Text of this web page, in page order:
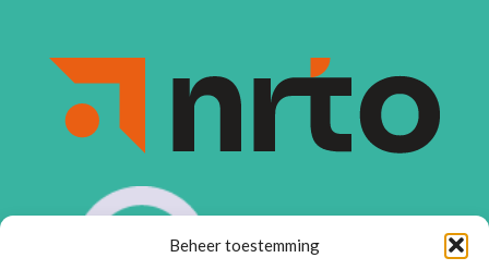
Beheer toestemming